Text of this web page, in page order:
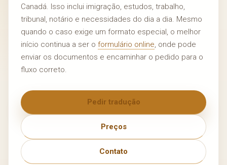
Canadá. Isso inclui imigração, estudos, trabalho,
tribunal, notário e necessidades do dia a dia. Mesmo
quando o caso exige um formato especial, o melhor
início continua a ser o formulário online, onde pode
enviar os documentos e encaminhar o pedido para o
fluxo correto.
Pedir tradução
Preços
Contato